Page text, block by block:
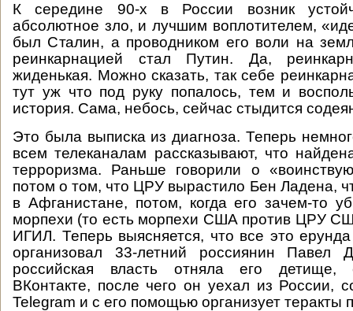
К середине 90-х в России возник
абсолютное зло, и лучшим воплотителем,
был Сталин, а проводником его воли на
реинкарнацией стал Путин. Да,
жиденькая. Можно сказать, так себе
тут уж что под руку попалось, тем и
история. Сама, небось, сейчас стыдится
Это была выписка из диагноза. Теперь
всем телеканалам рассказывают, что
терроризма. Раньше говорили о
потом о том, что ЦРУ вырастило Бен Ладена,
в Афганистане, потом, когда его зачем-то
морпехи (то есть морпехи США против ЦРУ
ИГИЛ. Теперь выясняется, что все это
организовал 33-летний россиянин Павел
российская власть отняла его детище,
ВКонтакте, после чего он уехал из России,
Telegram и с его помощью организует теракты